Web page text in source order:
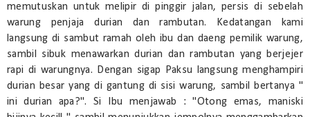
memutuskan untuk melipir di pinggir jalan, persis di sebelah
warung penjaja durian dan rambutan. Kedatangan kami
langsung di sambut ramah oleh ibu dan daeng pemilik warung,
sambil sibuk menawarkan durian dan rambutan yang berjejer
rapi di warungnya. Dengan sigap Paksu langsung menghampiri
durian besar yang di gantung di sisi warung, sambil bertanya "
ini durian apa?". Si Ibu menjawab : "Otong emas, maniski